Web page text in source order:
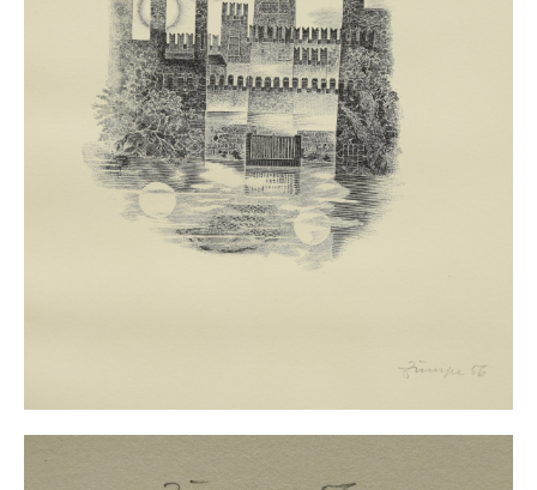
Motive
Abstraktion
Industrie & Arbeit
Mediterrane Landschaft
Norddeutsche Landschaften
Tägliche Dosis Kunst